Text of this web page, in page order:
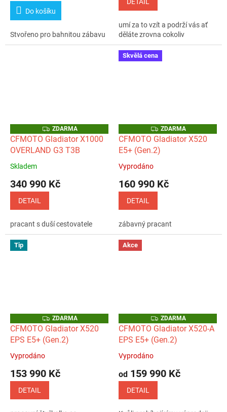
Do košíku
Stvořeno pro bahnitou zábavu
5
hvězdiček.
DETAIL
umí za to vzít a podrží vás ať
děláte zrovna cokoliv
Z
D
A
R
ZDARMA
CFMOTO Gladiator X1000
OVERLAND G3 T3B
Průměrné
produktu
5
hvězdiček.
Skladem
340 990 Kč
DETAIL
pracant s duší cestovatele
Skvělá cena
Z
D
A
R
M
ZDARMA
CFMOTO Gladiator X520
E5+ (Gen.2)
Průměrné
produktu
5
hvězdiček.
Vyprodáno
160 990 Kč
DETAIL
zábavný pracant
Tip
Z
D
A
R
ZDARMA
CFMOTO Gladiator X520
EPS E5+ (Gen.2)
Průměrné
produktu
5,0
Vyprodáno
153 990 Kč
DETAIL
Akce
Z
D
A
R
ZDARMA
CFMOTO Gladiator X520-A
EPS E5+ (Gen.2)
Průměrné
produktu
4,8
Vyprodáno
od 159 990 Kč
DETAIL